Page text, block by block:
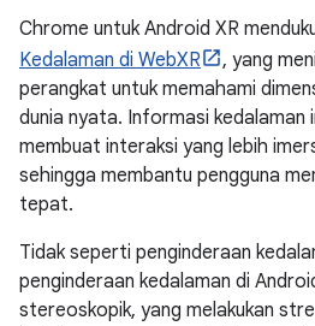
Chrome untuk Android XR
Kedalaman di WebXR
, yang
perangkat untuk memahami
dunia nyata. Informasi kedalaman
membuat interaksi yang lebih
sehingga membantu pengguna
tepat.
Tidak seperti penginderaan
penginderaan kedalaman di
stereoskopik, yang melakukan